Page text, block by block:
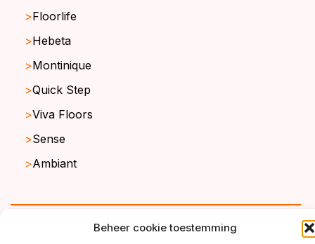
Beheer cookie toestemming
Floorlife
Hebeta
Montinique
Quick Step
Viva Floors
Sense
Ambiant